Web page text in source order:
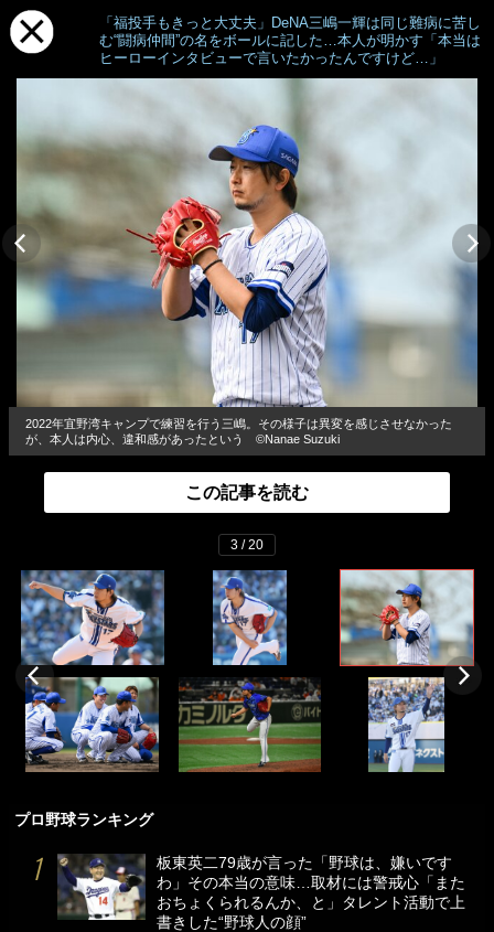
「福投手もきっと大丈夫」DeNA三嶋一輝は同じ難病に苦し
む“闘病仲間”の名をボールに記した…本人が明かす「本当は
ヒーローインタビューで言いたかったんですけど…」
2022年宜野湾キャンプで練習を行う三嶋。その様子は異変を感じさせなかった
が、本人は内心、違和感があったという ©Nanae Suzuki
この記事を読む
3 / 20
プロ野球ランキング
板東英二79歳が言った「野球は、嫌いです
わ」その本当の意味…取材には警戒心「また
おちょくられるんか、と」タレント活動で上
書きした“野球人の顔”